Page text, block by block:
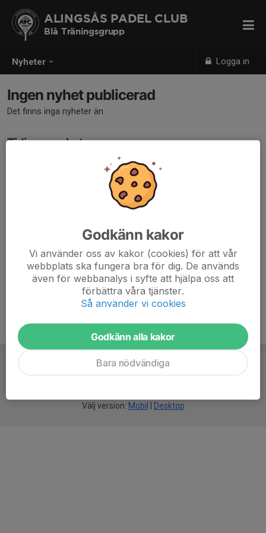
Nyheter Logga in
ALINGSÅS PADEL CLUB
Blå Träningsgrupp
Ingen nyhet publicerad
Det finns inga nyheter än.
Tidigare nyheter
Det finns inga tidigare nyheter
Välj version: Mobil Desktop
Godkänn kakor
Vi använder oss av kakor (cookies) för att vår
webbplats ska fungera bra för dig. De används
även för webbanalys i syfte att hjälpa oss att
förbättra våra tjänster.
Så använder vi cookies
Godkänn alla kakor
Bara nödvändiga